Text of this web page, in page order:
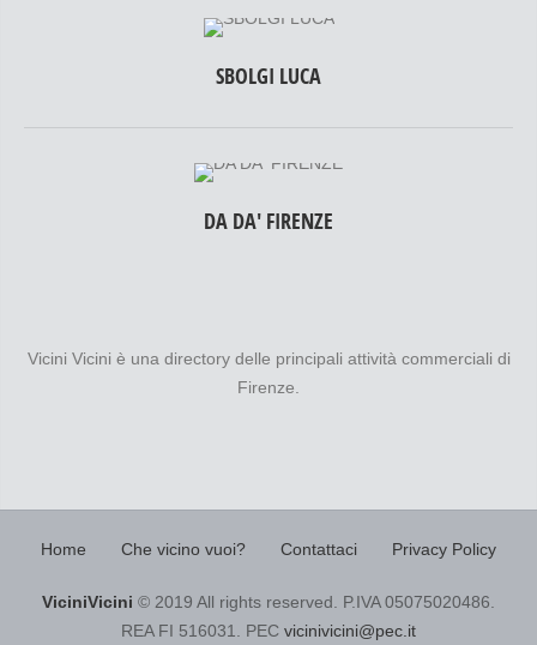
SBOLGI LUCA
DA DA' FIRENZE
Vicini Vicini è una directory delle principali attività commerciali di
Firenze.
Home Che vicino vuoi? Contattaci Privacy Policy
ViciniVicini © 2019 All rights reserved. P.IVA 05075020486.
REA FI 516031. PEC vicinivicini@pec.it